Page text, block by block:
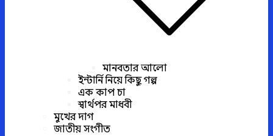
মানবতার আলো
ইন্টার্নি নিয়ে কিছু গল্প
এক কাপ চা
স্বার্থপর মাধবী
মুখের দাগ
জাতীয় সংগীত